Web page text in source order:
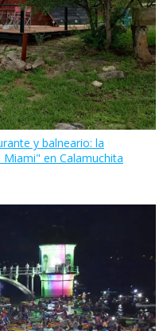
y balneario: la
en Calamuchita